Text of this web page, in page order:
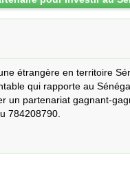
étrangère en territoire
qui rapporte au
un partenariat gagnant-
784208790.